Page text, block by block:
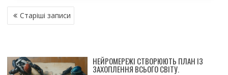
НАВІГАЦІЯ
ЗА Старіші записи
НЕЙРОМЕРЕЖІ СТВОРЮЮТЬ ПЛАН ІЗ
ЗАХОПЛЕННЯ ВСЬОГО СВІТУ.